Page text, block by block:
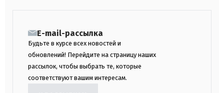
E-mail-рассылка
Будьте в курсе всех новостей и
обновлений! Перейдите на страницу наших
рассылок, чтобы выбрать те, которые
соответствуют вашим интересам.